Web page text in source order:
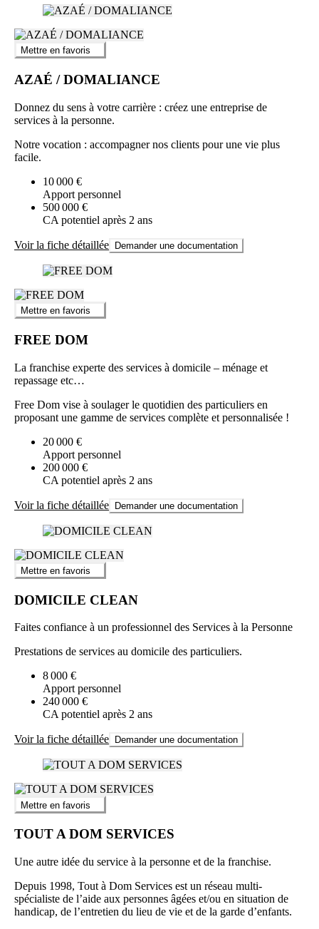
Mettre en favoris
AZAÉ / DOMALIANCE
Donnez du sens à votre carrière : créez une entreprise de
services à la personne.
Notre vocation : accompagner nos clients pour une vie plus
facile.
10 000 €
Apport personnel
500 000 €
CA potentiel après 2 ans
Voir la fiche détaillée Demander une documentation
Mettre en favoris
FREE DOM
La franchise experte des services à domicile – ménage et
repassage etc…
Free Dom vise à soulager le quotidien des particuliers en
proposant une gamme de services complète et personnalisée !
20 000 €
Apport personnel
200 000 €
CA potentiel après 2 ans
Voir la fiche détaillée Demander une documentation
Mettre en favoris
DOMICILE CLEAN
Faites confiance à un professionnel des Services à la Personne
Prestations de services au domicile des particuliers.
8 000 €
Apport personnel
240 000 €
CA potentiel après 2 ans
Voir la fiche détaillée Demander une documentation
Mettre en favoris
TOUT A DOM SERVICES
Une autre idée du service à la personne et de la franchise.
Depuis 1998, Tout à Dom Services est un réseau multi-
spécialiste de l’aide aux personnes âgées et/ou en situation de
handicap, de l’entretien du lieu de vie et de la garde d’enfants.